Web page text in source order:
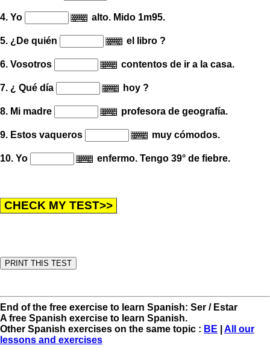
4. Yo alto. Mido 1m95.
5. ¿De quién el libro ?
6. Vosotros contentos de ir a la casa.
7. ¿ Qué día hoy ?
8. Mi madre profesora de geografía.
9. Estos vaqueros muy cómodos.
10. Yo enfermo. Tengo 39° de fiebre.
End of the free exercise to learn Spanish: Ser / Estar
A free Spanish exercise to learn Spanish.
Other Spanish exercises on the same topic : BE
All our
lessons and exercises